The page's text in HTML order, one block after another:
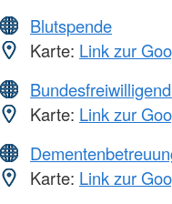
Blutspende
Karte: Link zur
Karte: Link zur
Karte: Link zur